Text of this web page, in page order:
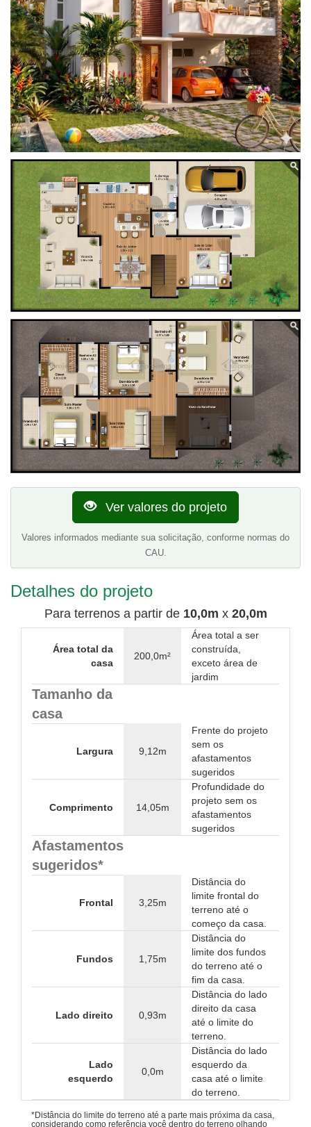
Ver valores do projeto
Valores informados mediante sua solicitação, conforme normas do
CAU.
Detalhes do projeto
Para terrenos a partir de 10,0m x 20,0m
Área total da
casa
200,0m²
Área total a ser
construída,
exceto área de
jardim
Tamanho da
casa
Largura 9,12m
Frente do projeto
sem os
afastamentos
sugeridos
Comprimento 14,05m
Profundidade do
projeto sem os
afastamentos
sugeridos
Afastamentos
sugeridos*
Frontal 3,25m
Distância do
limite frontal do
terreno até o
começo da casa.
Fundos 1,75m
Distância do
limite dos fundos
do terreno até o
fim da casa.
Lado direito 0,93m
Distância do lado
direito da casa
até o limite do
terreno.
Lado
esquerdo
0,0m
Distância do lado
esquerdo da
casa até o limite
do terreno.
*Distância do limite do terreno até a parte mais próxima da casa,
considerando como referência você dentro do terreno olhando